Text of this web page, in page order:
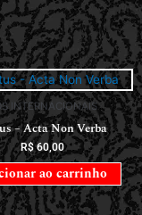
INTERNACIONAIS
– Acta Non Verba
R$60,00
ao carrinho